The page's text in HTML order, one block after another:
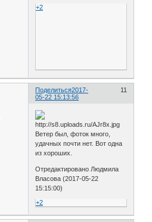
+2
Поделиться 11
2017-
05-22 15:13:56
Ветер был, фоток много,
удачных почти нет. Вот одна
из хороших.
Отредактировано Людмила
Власова (2017-05-22
15:15:00)
+2